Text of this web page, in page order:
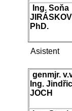
Ing. Soňa
PhD.
Asistent
genmjr.
Ing.
JOCH